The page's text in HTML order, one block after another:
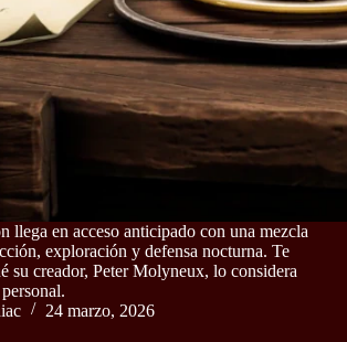
llega en acceso anticipado con una mezcla
exploración y defensa nocturna. Te
su creador, Peter Molyneux, lo considera
24 marzo, 2026